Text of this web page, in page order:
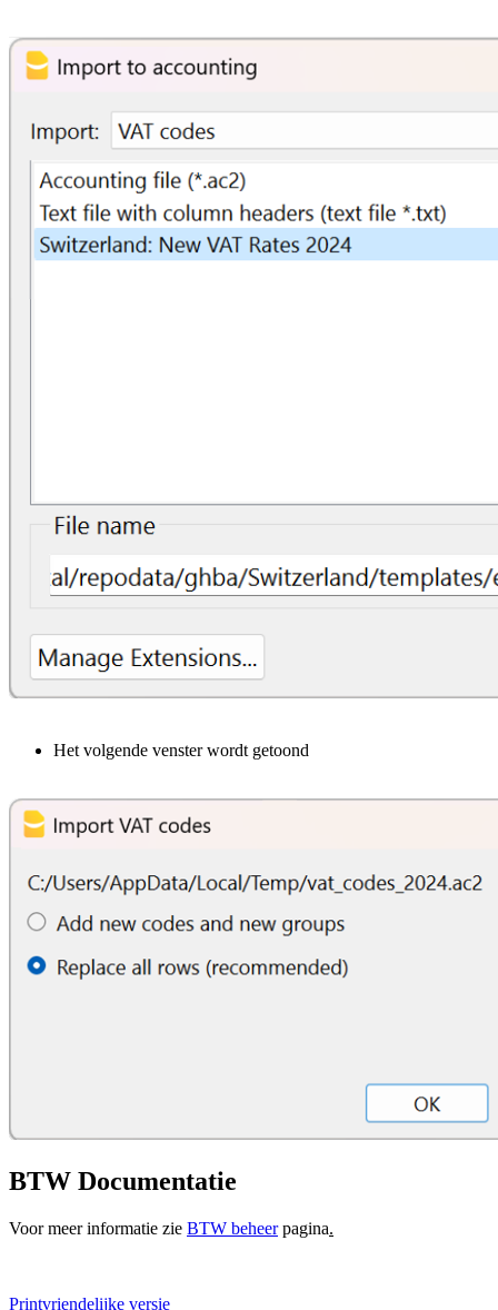
Het volgende venster wordt getoond
BTW Documentatie
Voor meer informatie zie BTW beheerpagina.
Printvriendelijke versie